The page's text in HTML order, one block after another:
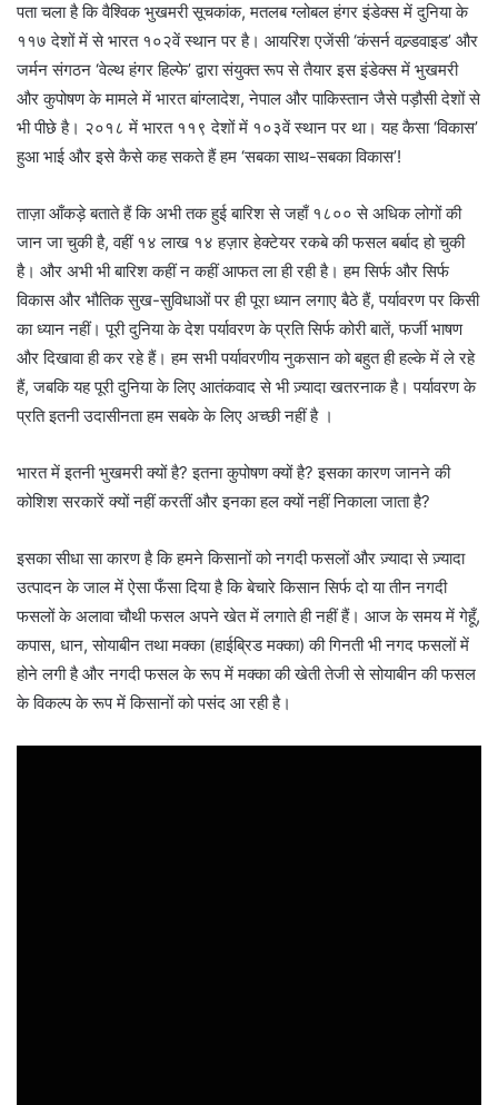
पता चला है कि वैश्विक भुखमरी सूचकांक, मतलब ग्लोबल हंगर इंडेक्स में दुनिया के
११७ देशों में से भारत १०२वें स्थान पर है। आयरिश एजेंसी ‘कंसर्न वल्र्डवाइड’ और
जर्मन संगठन ‘वेल्थ हंगर हिल्फे’ द्वारा संयुक्त रूप से तैयार इस इंडेक्स में भुखमरी
और कुपोषण के मामले में भारत बांग्लादेश, नेपाल और पाकिस्तान जैसे पड़ौसी देशों से
भी पीछे है। २०१८ में भारत ११९ देशों में १०३वें स्थान पर था। यह कैसा ‘विकास’
हुआ भाई और इसे कैसे कह सकते हैं हम ‘सबका साथ-सबका विकास’!
ताज़ा आँकड़े बताते हैं कि अभी तक हुई बारिश से जहाँ १८०० से अधिक लोगों की
जान जा चुकी है, वहीं १४ लाख १४ हज़ार हेक्टेयर रकबे की फसल बर्बाद हो चुकी
है। और अभी भी बारिश कहीं न कहीं आफत ला ही रही है। हम सिर्फ और सिर्फ
विकास और भौतिक सुख-सुविधाओं पर ही पूरा ध्यान लगाए बैठे हैं, पर्यावरण पर किसी
का ध्यान नहीं। पूरी दुनिया के देश पर्यावरण के प्रति सिर्फ कोरी बातें, फर्जी भाषण
और दिखावा ही कर रहे हैं। हम सभी पर्यावरणीय नुकसान को बहुत ही हल्के में ले रहे
हैं, जबकि यह पूरी दुनिया के लिए आतंकवाद से भी ज़्यादा खतरनाक है। पर्यावरण के
प्रति इतनी उदासीनता हम सबके के लिए अच्छी नहीं है ।
भारत में इतनी भुखमरी क्यों है? इतना कुपोषण क्यों है? इसका कारण जानने की
कोशिश सरकारें क्यों नहीं करतीं और इनका हल क्यों नहीं निकाला जाता है?
इसका सीधा सा कारण है कि हमने किसानों को नगदी फसलों और ज़्यादा से ज़्यादा
उत्पादन के जाल में ऐसा फँसा दिया है कि बेचारे किसान सिर्फ दो या तीन नगदी
फसलों के अलावा चौथी फसल अपने खेत में लगाते ही नहीं हैं। आज के समय में गेहूँ,
कपास, धान, सोयाबीन तथा मक्का (हाईब्रिड मक्का) की गिनती भी नगद फसलों में
होने लगी है और नगदी फसल के रूप में मक्का की खेती तेजी से सोयाबीन की फसल
के विकल्प के रूप में किसानों को पसंद आ रही है।